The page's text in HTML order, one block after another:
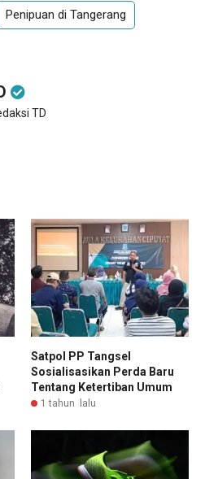
Penipuan di Tangerang
TD
Satpol PP Tangsel
Sosialisasikan Perda Baru
Tentang Ketertiban Umum
1 tahun lalu